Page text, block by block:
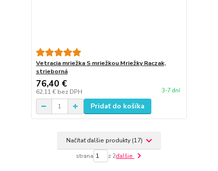
Vetracia mriežka S mriežkou Mriežky Raczak,
strieborná
76,40 €
62,11 € bez DPH 3-7 dní
Pridať do košíka
Načítať ďalšie produkty (17)
strana z 2ďalšie